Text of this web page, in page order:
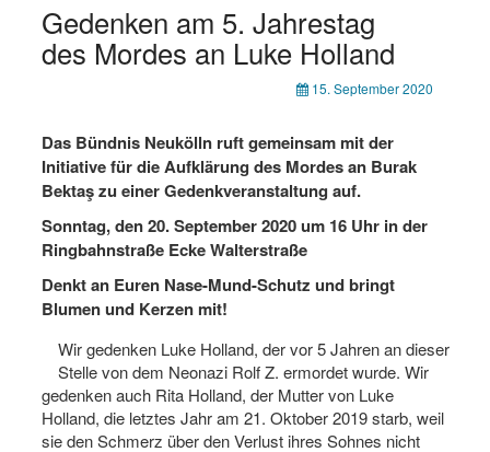
Gedenken am 5. Jahrestag
des Mordes an Luke Holland
15. September 2020
Das Bündnis Neukölln ruft gemeinsam mit der
Initiative für die Aufklärung des Mordes an Burak
Bektaş zu einer Gedenkveranstaltung auf.
Sonntag, den 20. September 2020 um 16 Uhr in der
Ringbahnstraße Ecke Walterstraße
Denkt an Euren Nase-Mund-Schutz und bringt
Blumen und Kerzen mit!
Wir gedenken Luke Holland, der vor 5 Jahren an dieser
Stelle von dem Neonazi Rolf Z. ermordet wurde. Wir
gedenken auch Rita Holland, der Mutter von Luke
Holland, die letztes Jahr am 21. Oktober 2019 starb, weil
sie den Schmerz über den Verlust ihres Sohnes nicht